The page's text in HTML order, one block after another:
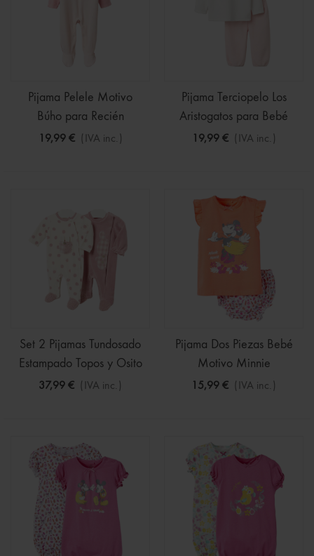
Pijama Pelele Motivo
Búho para Recién
19,99 € (IVA inc.)
Pijama Terciopelo Los
Aristogatos para Bebé
19,99 € (IVA inc.)
Set 2 Pijamas Tundosado
Estampado Topos y Osito
37,99 € (IVA inc.)
Pijama Dos Piezas Bebé
Motivo Minnie
15,99 € (IVA inc.)